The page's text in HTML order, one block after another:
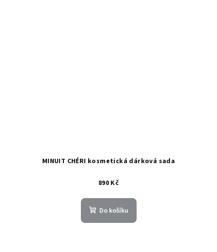
MINUIT CHÉRI kosmetická dárková sada
890 Kč
Do košíku